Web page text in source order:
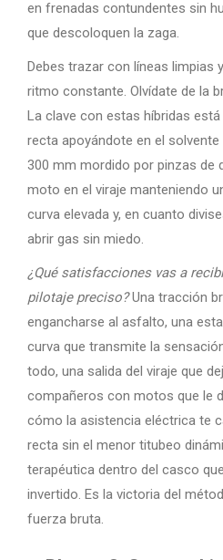
en frenadas contundentes sin
que descoloquen la zaga.
Debes trazar con líneas limpias
ritmo constante. Olvídate de la
La clave con estas híbridas
recta apoyándote en el
300 mm mordido por pinzas de
moto en el viraje manteniendo
curva elevada y, en cuanto
abrir gas sin miedo.
¿Qué satisfacciones vas a
pilotaje preciso?Una tracción
engancharse al asfalto, una
curva que transmite la
todo, una salida del viraje que
compañeros con motos que le
cómo la asistencia eléctrica te
recta sin el menor titubeo
terapéutica dentro del casco
invertido. Es la victoria del
fuerza bruta.